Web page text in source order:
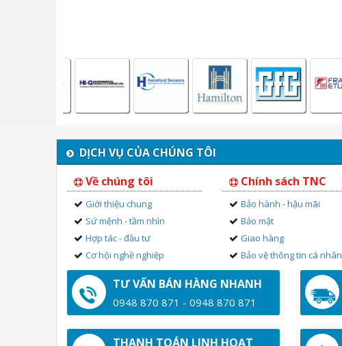
DỊCH VỤ CỦA CHÚNG TÔI
Về chúng tôi
Giới thiệu chung
Sứ mệnh - tầm nhìn
Hợp tác - đầu tư
Cơ hội nghề nghiệp
Chính sách TNC
Bảo hành - hậu mãi
Bảo mật
Giao hàng
Bảo vệ thông tin cá nhân
TƯ VẤN BÁN HÀNG NHANH
0948 870 871 - 0948 870 871
THANH TOÁN LINH HOẠT